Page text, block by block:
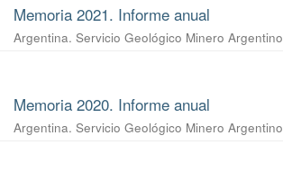
Memoria 2021. Informe anual
Argentina. Servicio Geológico Minero Argentino
Memoria 2020. Informe anual
Argentina. Servicio Geológico Minero Argentino